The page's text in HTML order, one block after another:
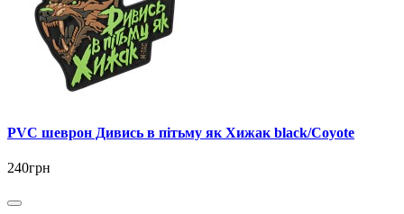
PVC шеврон Дивись в пітьму як Хижак black/Coyote
240грн